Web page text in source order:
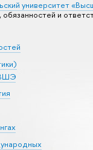
университет
и